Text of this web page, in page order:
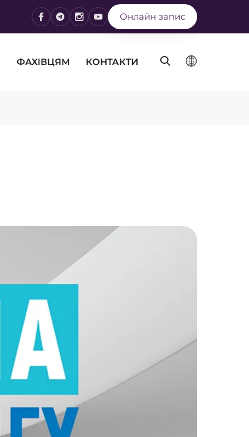
Онлайн запис
ФАХІВЦЯМ КОНТАКТИ